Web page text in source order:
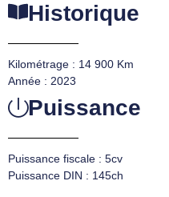
Historique
Kilométrage : 14 900 Km
Année : 2023
Puissance
Puissance fiscale : 5cv
Puissance DIN : 145ch